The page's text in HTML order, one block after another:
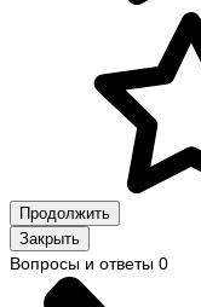
Продолжить
Закрыть
Вопросы и ответы 0